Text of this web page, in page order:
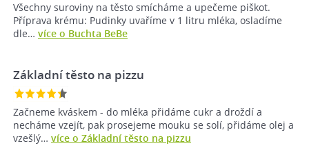
Všechny suroviny na těsto smícháme a upečeme piškot.
Příprava krému: Pudinky uvaříme v 1 litru mléka, osladíme
dle… více o Buchta BeBe
Základní těsto na pizzu
Začneme kváskem - do mléka přidáme cukr a droždí a
necháme vzejít, pak prosejeme mouku se solí, přidáme olej a
vzešlý… více o Základní těsto na pizzu